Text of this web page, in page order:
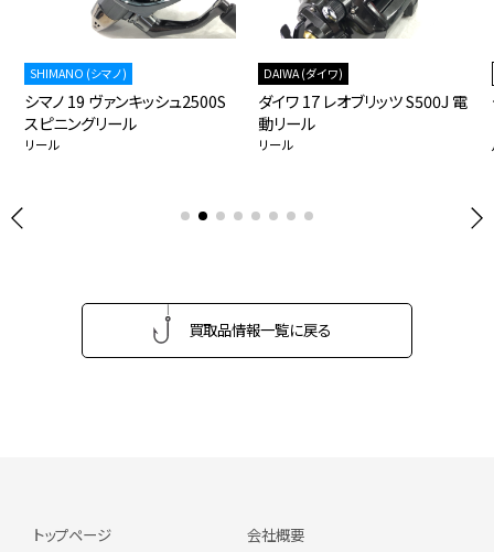
SHIMANO (シマノ)
シマノ 19 ヴァンキッシュ2500S
スピニングリール
リール
DAIWA (ダイワ)
ダイワ 17 レオブリッツ S500J 電
動リール
リール
買取品情報一覧に戻る
トップページ
会社概要